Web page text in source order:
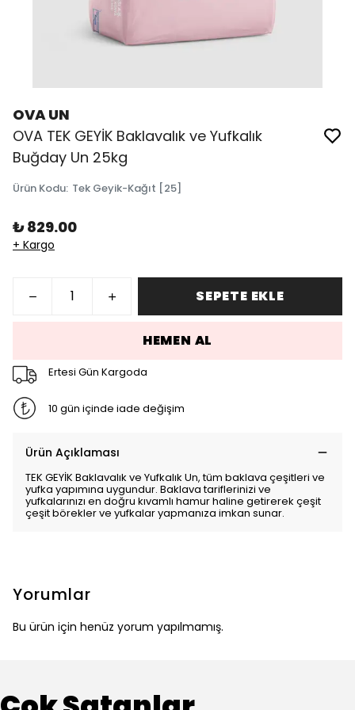
OVA UN
OVA TEK GEYİK Baklavalık ve Yufkalık
Buğday Un 25kg
Ürün Kodu: Tek Geyik-Kağıt [25]
₺ 829.00
+ Kargo
SEPETE EKLE
HEMEN AL
Ertesi Gün Kargoda
10 gün içinde iade değişim
Ürün Açıklaması
TEK GEYİK Baklavalık ve Yufkalık Un, tüm baklava çeşitleri ve
yufka yapımına uygundur. Baklava tariflerinizi ve
yufkalarınızı en doğru kıvamlı hamur haline getirerek çeşit
çeşit börekler ve yufkalar yapmanıza imkan sunar.
Yorumlar
Bu ürün için henüz yorum yapılmamış.